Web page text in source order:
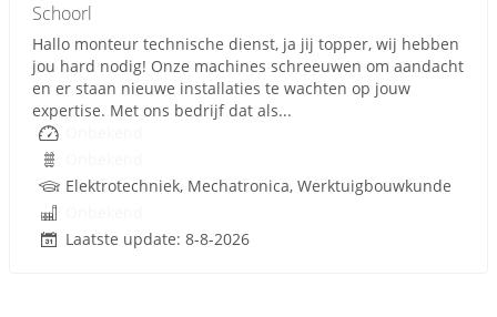
Schoorl
Hallo monteur technische dienst, ja jij topper, wij hebben
jou hard nodig! Onze machines schreeuwen om aandacht
en er staan nieuwe installaties te wachten op jouw
expertise. Met ons bedrijf dat als...
Elektrotechniek, Mechatronica, Werktuigbouwkunde
Laatste update: 8-8-2026